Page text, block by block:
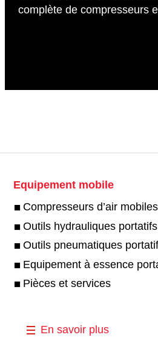
complète de compresseurs
Equipement mobile
Compresseurs d’air mobiles
Outils hydrauliques portatifs
Outils pneumatiques
Equipement à essence
Pièces et services
En savoir plus